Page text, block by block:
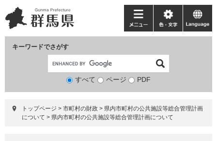
ー
ジ
ニ
ュ
て
キーワードでさがす
検
象
すべて ページ PDF
メ
ニ
ー
色・
文
language
トップページ > 市町村の財政 > 県内市町村の公共施設等総合管理計画
について > 県内市町村の公共施設等総合管理計画について